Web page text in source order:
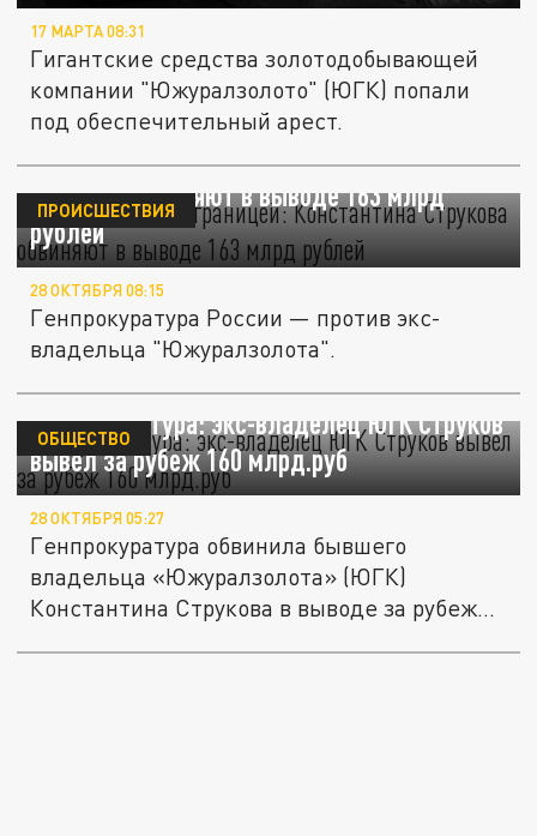
17 МАРТА 08:31
Гигантские средства золотодобывающей
компании "Южуралзолото" (ЮГК) попали
под обеспечительный арест.
Золотой след за границей: Константина
Струкова обвиняют в выводе 163 млрд
рублей
ПРОИСШЕСТВИЯ
28 ОКТЯБРЯ 08:15
Генпрокуратура России — против экс-
владельца "Южуралзолота".
Генпрокуратура: экс-владелец ЮГК Струков
вывел за рубеж 160 млрд.руб
ОБЩЕСТВО
28 ОКТЯБРЯ 05:27
Генпрокуратура обвинила бывшего
владельца «Южуралзолота» (ЮГК)
Константина Струкова в выводе за рубеж